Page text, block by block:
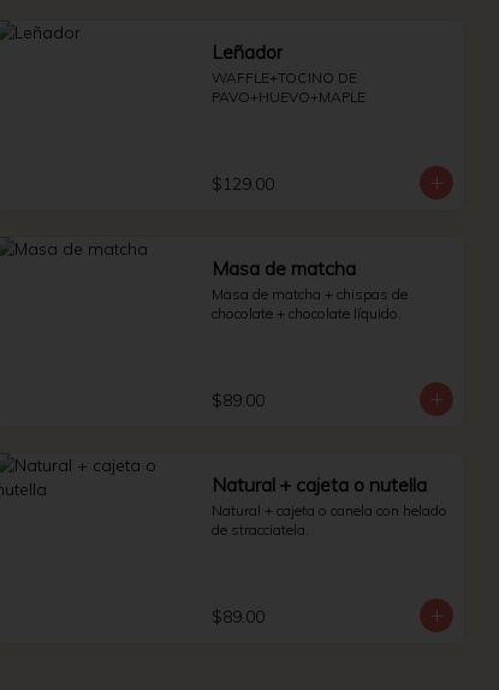
Leñador
WAFFLE+TOCINO DE
PAVO+HUEVO+MAPLE
$129.00
Masa de matcha
Masa de matcha + chispas de
chocolate + chocolate líquido.
$89.00
Natural + cajeta o nutella
Natural + cajeta o canela con helado
de stracciatela.
$89.00